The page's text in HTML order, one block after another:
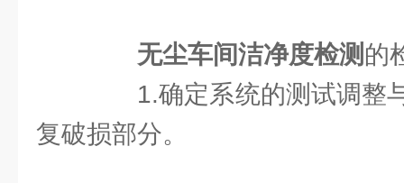
无尘车间洁净度检测 的
1.确定系统的测试调整
复破损部分。